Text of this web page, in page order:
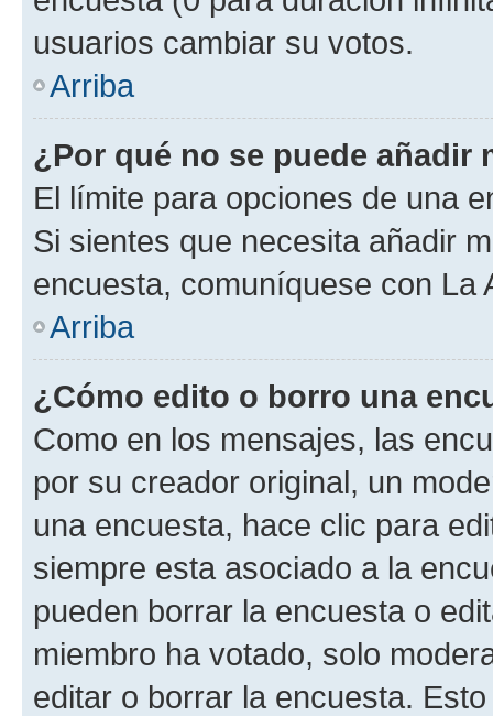
usuarios cambiar su votos.
Arriba
¿Por qué no se puede añadir
El límite para opciones de una
Si sientes que necesita añadir
encuesta, comuníquese con La
Arriba
¿Cómo edito o borro una
Como en los mensajes, las
por su creador original, un
una encuesta, hace clic para
siempre esta asociado a la
pueden borrar la encuesta o
miembro ha votado, solo
editar o borrar la encuesta.